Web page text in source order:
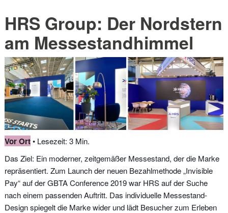
HRS Group: Der Nordstern
am Messestandhimmel
Vor Ort• Lesezeit: 3 Min.
Das Ziel: Ein moderner, zeitgemäßer Messestand, der die Marke
repräsentiert. Zum Launch der neuen Bezahlmethode „Invisible
Pay“ auf der GBTA Conference 2019 war HRS auf der Suche
nach einem passenden Auftritt. Das individuelle Messestand-
Design spiegelt die Marke wider und lädt Besucher zum Erleben